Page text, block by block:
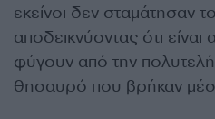
εκείνοι δεν σταμάτησαν
αποδεικνύοντας ότι
φύγουν από την πολυτελή
θησαυρό που βρήκαν